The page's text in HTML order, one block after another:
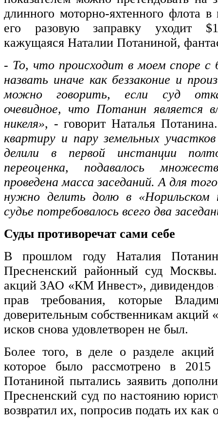
длинного моторно-яхтенного флота
его разовую заправку уходит
кажущаяся Наталии Потаниной,
- То, что происходит в моем споре с
назвать иначе как беззаконие и
можно говорить, если суд
очевидное, что Потанин является
никеля», - говорит Наталья
квартиру и пару земельных
делили в первой инстанции
переоценка, подавалось
проведена масса заседаний. А для
нужно делить долю в
судье потребовалось всего два
Суды противоречат сами себе
В прошлом году Наталия
Пресненский районный суд
акций ЗАО «КМ Инвест», дивидендов
прав требования, которые
доверительным собственникам акций
исков снова удовлетворен не был.
Более того, в деле о разделе акций
которое было рассмотрено в
Потаниной пытались заявить
Пресненский суд по настоянию
возвратил их, попросив подать их как